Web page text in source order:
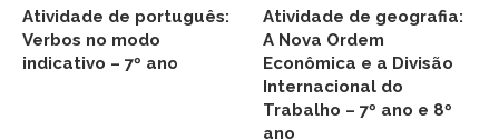
Atividade de português:
Verbos no modo
indicativo – 7º ano
Atividade de geografia:
A Nova Ordem
Econômica e a Divisão
Internacional do
Trabalho – 7º ano e 8º
ano